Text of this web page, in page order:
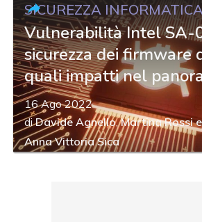
SICUREZZA
Vulnerabilità Intel SA-
sicurezza dei firmware
quali impatti nel
16 Ago 2022
diDavide Agnello,Martina Rossi e
Anna Vittoria Sica